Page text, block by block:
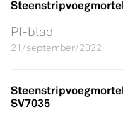
PI-blad
21/september/2022
SV7035